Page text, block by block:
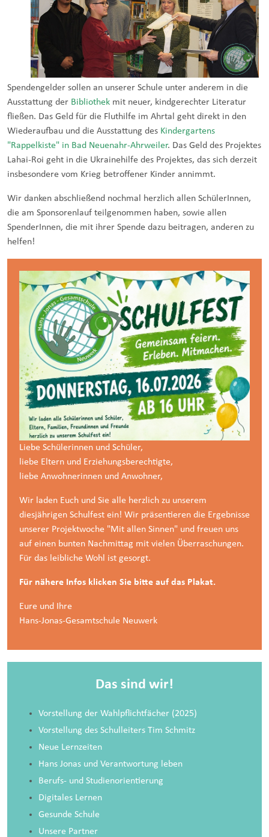
Spendengelder sollen an unserer Schule unter anderem in die
Ausstattung der Bibliothek mit neuer, kindgerechter Literatur
fließen. Das Geld für die Fluthilfe im Ahrtal geht direkt in den
Wiederaufbau und die Ausstattung des Kindergartens
"Rappelkiste" in Bad Neuenahr-Ahrweiler. Das Geld des Projektes
Lahai-Roi geht in die Ukrainehilfe des Projektes, das sich derzeit
insbesondere vom Krieg betroffener Kinder annimmt.
Wir danken abschließend nochmal herzlich allen SchülerInnen,
die am Sponsorenlauf teilgenommen haben, sowie allen
SpenderInnen, die mit ihrer Spende dazu beitragen, anderen zu
helfen!
Liebe Schülerinnen und Schüler,
liebe Eltern und Erziehungsberechtigte,
liebe Anwohnerinnen und Anwohner,
Wir laden Euch und Sie alle herzlich zu unserem
diesjährigen Schulfest ein! Wir präsentieren die Ergebnisse
unserer Projektwoche "Mit allen Sinnen" und freuen uns
auf einen bunten Nachmittag mit vielen Überraschungen.
Für das leibliche Wohl ist gesorgt.
Für nähere Infos klicken Sie bitte auf das Plakat.
Eure und Ihre
Hans-Jonas-Gesamtschule Neuwerk
Das sind wir!
Vorstellung der Wahlpflichtfächer (2025)
Vorstellung des Schulleiters Tim Schmitz
Neue Lernzeiten
Hans Jonas und Verantwortung leben
Berufs- und Studienorientierung
Digitales Lernen
Gesunde Schule
Unsere Partner